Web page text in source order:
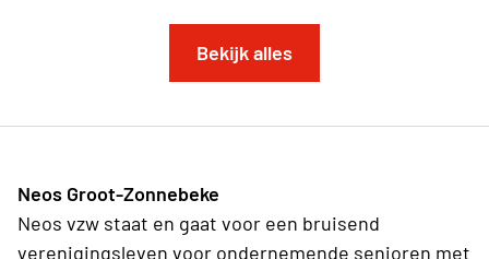
Bekijk alles
Neos Groot-Zonnebeke
Neos vzw staat en gaat voor een bruisend
verenigingsleven voor ondernemende senioren met